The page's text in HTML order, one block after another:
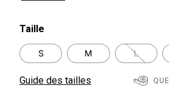
Taille
S M L
Guide des tailles